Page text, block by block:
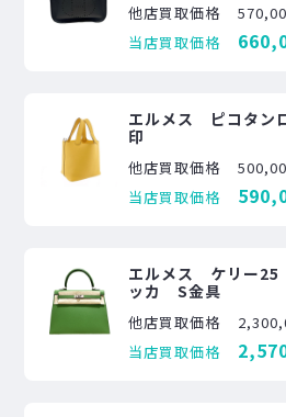
他店買取価格
当店買取価格
エルメス ピコタ
印
他店買取価格
当店買取価格
エルメス ケリー
ッカ S金具
他店買取価格
当店買取価格